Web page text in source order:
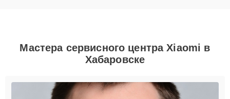
Мастера сервисного центра Xiaomi в
Хабаровске